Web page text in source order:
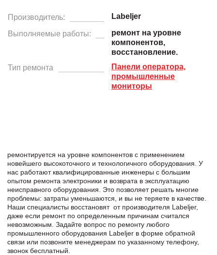
Производитель: Labeljer
Выполняемые работы:
ремонт на уровне
компонентов,
восстановление.
Тип ремонта
Панели оператора,
промышленные
мониторы
ремонтируется на уровне компонентов с применением
новейшего высокоточного и технологичного оборудования. У
нас работают квалифицированные инженеры с большим
опытом ремонта электроники и возврата в эксплуатацию
неисправного оборудования. Это позволяет решать многие
проблемы: затраты уменьшаются, и вы не теряете в качестве.
Наши специалисты восстановят от производителя Labeljer,
даже если ремонт по определенным причинам считался
невозможным. Задайте вопрос по ремонту любого
промышленного оборудования Labeljer в формe обратной
связи или позвоните менеджерам по указанному телефону,
звонок бесплатный.